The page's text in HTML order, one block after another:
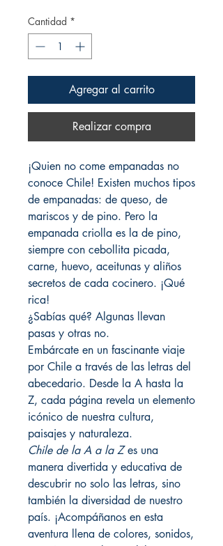
Cantidad *
Agregar al carrito
Realizar compra
¡Quien no come empanadas no
conoce Chile! Existen muchos tipos
de empanadas: de queso, de
mariscos y de pino. Pero la
empanada criolla es la de pino,
siempre con cebollita picada,
carne, huevo, aceitunas y aliños
secretos de cada cocinero. ¡Qué
rica!
¿Sabías qué? Algunas llevan
pasas y otras no.
Embárcate en un fascinante viaje
por Chile a través de las letras del
abecedario. Desde la A hasta la
Z, cada página revela un elemento
icónico de nuestra cultura,
paisajes y naturaleza.
Chile de la A a la Zes una
manera divertida y educativa de
descubrir no solo las letras, sino
también la diversidad de nuestro
país. ¡Acompáñanos en esta
aventura llena de colores, sonidos,